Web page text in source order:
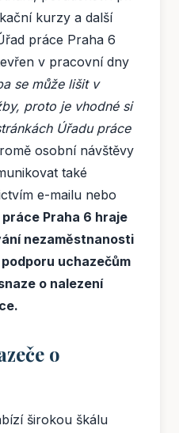
kurzy a další
práce Praha 6
v pracovní dny
se může lišit v
proto je vhodné si
Úřadu práce
osobní návštěvy
také
e-mailu nebo
práce Praha 6 hraje
nezaměstnanosti
uchazečům
o nalezení
o
širokou škálu